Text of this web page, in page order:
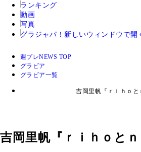
ランキング
動画
写真
グラジャパ！ 新しいウィンドウで開
週プレNEWS TOP
グラビア
グラビア一覧
吉岡里帆『ｒｉｈｏと
吉岡里帆『ｒｉｈｏとｎ